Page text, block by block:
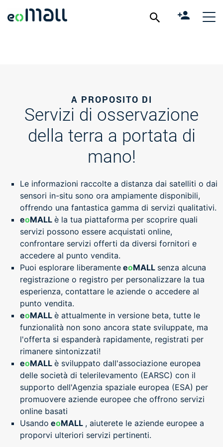
A PROPOSITO DI
Servizi di osservazione
della terra a portata di
mano!
Le informazioni raccolte a distanza dai satelliti o dai
sensori in-situ sono ora ampiamente disponibili,
offrendo una fantastica gamma di servizi qualitativi.
eoMALL è la tua piattaforma per scoprire quali
servizi possono essere acquistati online,
confrontare servizi offerti da diversi fornitori e
accedere al punto vendita.
Puoi esplorare liberamente eoMALL senza alcuna
registrazione o registro per personalizzare la tua
esperienza, contattare le aziende o accedere al
punto vendita.
eoMALL è attualmente in versione beta, tutte le
funzionalità non sono ancora state sviluppate, ma
l'offerta si espanderà rapidamente, registrati per
rimanere sintonizzati!
eoMALL è sviluppato dall'associazione europea
delle società di telerilevamento (EARSC) con il
supporto dell'Agenzia spaziale europea (ESA) per
promuovere aziende europee che offrono servizi
online basati
Usando eoMALL , aiuterete le aziende europee a
proporvi ulteriori servizi pertinenti.